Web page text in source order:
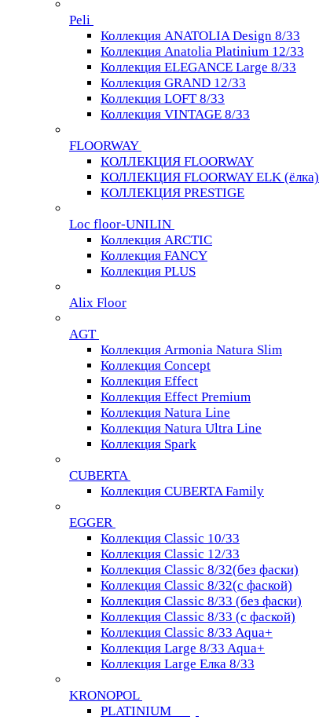
Peli
Коллекция ANATOLIA Design 8/33
Коллекция Anatolia Platinium 12/33
Коллекция ELEGANCE Large 8/33
Коллекция GRAND 12/33
Коллекция LOFT 8/33
Коллекция VINTAGE 8/33
FLOORWAY
КОЛЛЕКЦИЯ FLOORWAY
КОЛЛЕКЦИЯ FLOORWAY ELK (ёлка)
КОЛЛЕКЦИЯ PRESTIGE
Loс floor-UNILIN
Коллекция ARCTIС
Коллекция FANCY
Коллекция PLUS
Alix Floor
AGT
Коллекция Armonia Natura Slim
Коллекция Concept
Коллекция Effect
Коллекция Effect Premium
Коллекция Natura Line
Коллекция Natura Ultra Line
Коллекция Spark
CUBERTA
Коллекция CUBERTA Family
EGGER
Коллекция Classic 10/33
Коллекция Classic 12/33
Коллекция Classic 8/32(без фаски)
Коллекция Classic 8/32(с фаской)
Коллекция Classic 8/33 (без фаски)
Коллекция Classic 8/33 (с фаской)
Коллекция Classic 8/33 Aqua+
Коллекция Large 8/33 Aqua+
Коллекция Large Елка 8/33
KRONOPOL
PLATINIUM